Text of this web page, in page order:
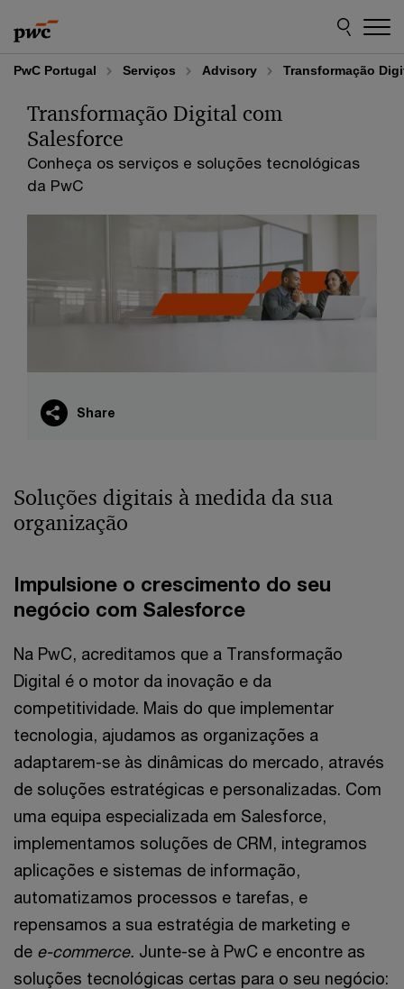
to
content
to
footer
PwC Portugal Serviços Advisory Transformação
Transformação Digital com Salesforce
Conheça os serviços e soluções tecnológicas
da PwC
Transformação Digital com
Salesforce
Share
Soluções digitais à medida da sua
organização
Impulsione o crescimento do seu
negócio com Salesforce
Na PwC, acreditamos que a Transformação
Digital é o motor da inovação e da
competitividade. Mais do que implementar
tecnologia, ajudamos as organizações a
adaptarem-se às dinâmicas do mercado, através
de soluções estratégicas e personalizadas. Com
uma equipa especializada em Salesforce,
implementamos soluções de CRM, integramos
aplicações e sistemas de informação,
automatizamos processos e tarefas, e
repensamos a sua estratégia de marketing e
de e-commerce. Junte-se à PwC e encontre as
soluções tecnológicas certas para o seu negócio: